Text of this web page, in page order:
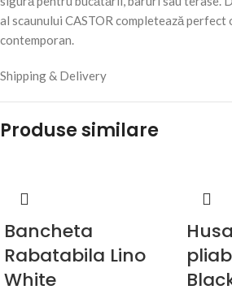
al scaunului CASTOR completează perfect
contemporan.
Shipping & Delivery
Produse similare
Bancheta
Rabatabila Lino
White